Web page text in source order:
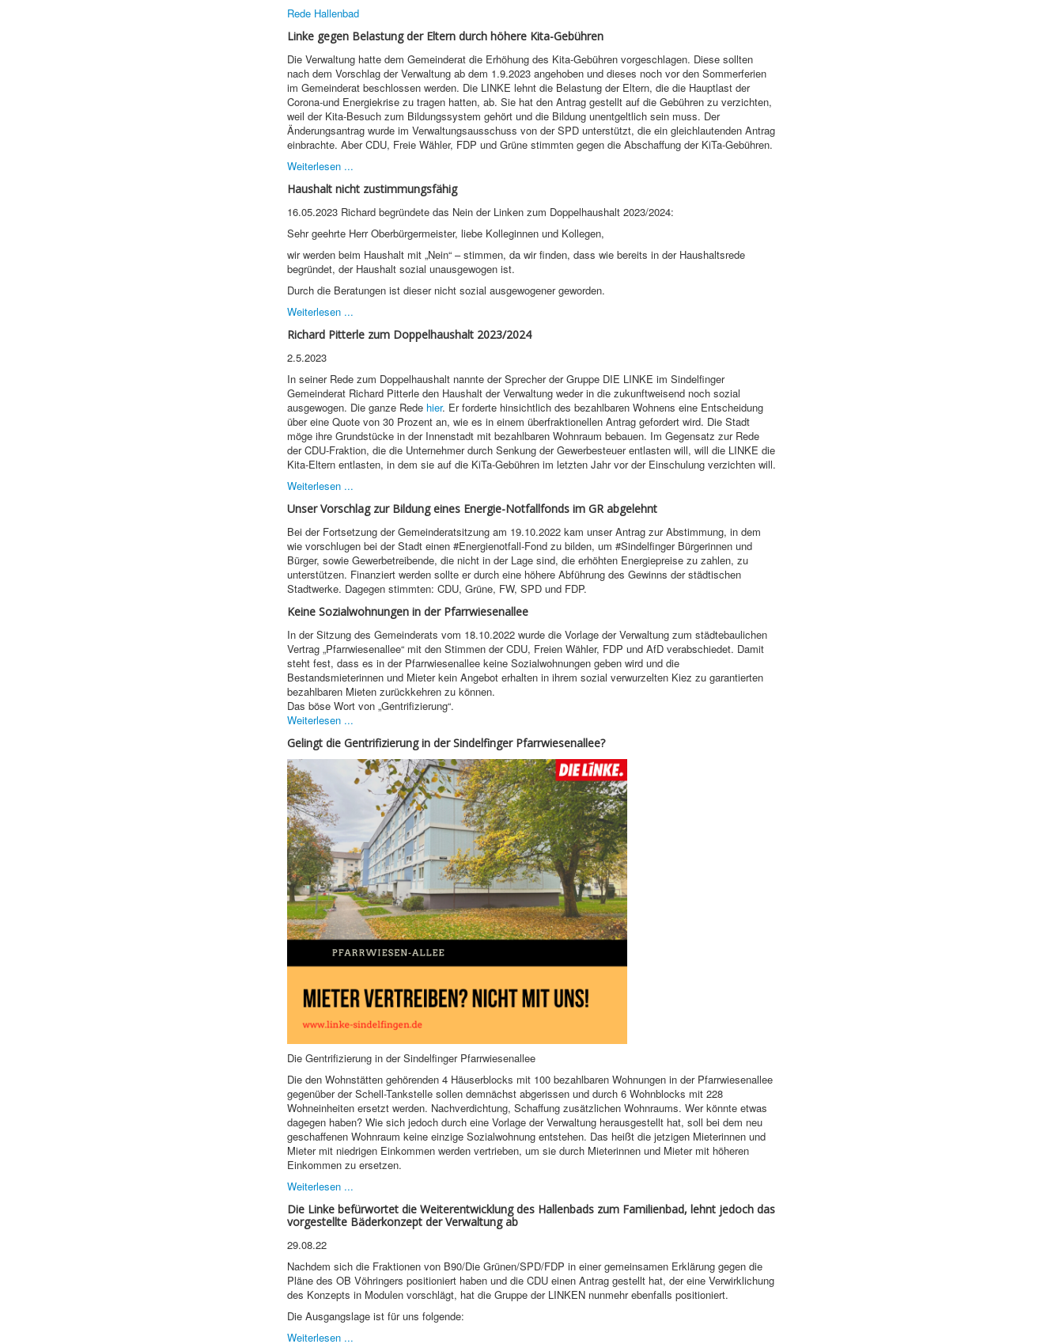
Rede Hallenbad
Linke gegen Belastung der Eltern durch höhere Kita-Gebühren
Die Verwaltung hatte dem Gemeinderat die Erhöhung des Kita-Gebühren vorgeschlagen. Diese sollten
nach dem Vorschlag der Verwaltung ab dem 1.9.2023 angehoben und dieses noch vor den Sommerferien
im Gemeinderat beschlossen werden. Die LINKE lehnt die Belastung der Eltern, die die Hauptlast der
Corona-und Energiekrise zu tragen hatten, ab. Sie hat den Antrag gestellt auf die Gebühren zu verzichten,
weil der Kita-Besuch zum Bildungssystem gehört und die Bildung unentgeltlich sein muss. Der
Änderungsantrag wurde im Verwaltungsausschuss von der SPD unterstützt, die ein gleichlautenden Antrag
einbrachte. Aber CDU, Freie Wähler, FDP und Grüne stimmten gegen die Abschaffung der KiTa-Gebühren.
Weiterlesen ...
Haushalt nicht zustimmungsfähig
16.05.2023 Richard begründete das Nein der Linken zum Doppelhaushalt 2023/2024:
Sehr geehrte Herr Oberbürgermeister, liebe Kolleginnen und Kollegen,
wir werden beim Haushalt mit „Nein“ – stimmen, da wir finden, dass wie bereits in der Haushaltsrede
begründet, der Haushalt sozial unausgewogen ist.
Durch die Beratungen ist dieser nicht sozial ausgewogener geworden.
Weiterlesen ...
Richard Pitterle zum Doppelhaushalt 2023/2024
2.5.2023
In seiner Rede zum Doppelhaushalt nannte der Sprecher der Gruppe DIE LINKE im Sindelfinger
Gemeinderat Richard Pitterle den Haushalt der Verwaltung weder in die zukunftweisend noch sozial
ausgewogen. Die ganze Rede hier. Er forderte hinsichtlich des bezahlbaren Wohnens eine Entscheidung
über eine Quote von 30 Prozent an, wie es in einem überfraktionellen Antrag gefordert wird. Die Stadt
möge ihre Grundstücke in der Innenstadt mit bezahlbaren Wohnraum bebauen. Im Gegensatz zur Rede
der CDU-Fraktion, die die Unternehmer durch Senkung der Gewerbesteuer entlasten will, will die LINKE die
Kita-Eltern entlasten, in dem sie auf die KiTa-Gebühren im letzten Jahr vor der Einschulung verzichten will.
Weiterlesen ...
Unser Vorschlag zur Bildung eines Energie-Notfallfonds im GR abgelehnt
Bei der Fortsetzung der Gemeinderatsitzung am 19.10.2022 kam unser Antrag zur Abstimmung, in dem
wie vorschlugen bei der Stadt einen #Energienotfall-Fond zu bilden, um #SindelfingerBürgerinnen und
Bürger, sowie Gewerbetreibende, die nicht in der Lage sind, die erhöhten Energiepreise zu zahlen, zu
unterstützen. Finanziert werden sollte er durch eine höhere Abführung des Gewinns der städtischen
Stadtwerke. Dagegen stimmten: CDU, Grüne, FW, SPD und FDP.
Keine Sozialwohnungen in der Pfarrwiesenallee
In der Sitzung des Gemeinderats vom 18.10.2022 wurde die Vorlage der Verwaltung zum städtebaulichen
Vertrag „Pfarrwiesenallee“ mit den Stimmen der CDU, Freien Wähler, FDP und AfD verabschiedet. Damit
steht fest, dass es in der Pfarrwiesenallee keine Sozialwohnungen geben wird und die
Bestandsmieterinnen und Mieter kein Angebot erhalten in ihrem sozial verwurzelten Kiez zu garantierten
bezahlbaren Mieten zurückkehren zu können.
Das böse Wort von „Gentrifizierung“.
Weiterlesen ...
Gelingt die Gentrifizierung in der Sindelfinger Pfarrwiesenallee?
Die Gentrifizierung in der Sindelfinger Pfarrwiesenallee
Die den Wohnstätten gehörenden 4 Häuserblocks mit 100 bezahlbaren Wohnungen in der Pfarrwiesenallee
gegenüber der Schell-Tankstelle sollen demnächst abgerissen und durch 6 Wohnblocks mit 228
Wohneinheiten ersetzt werden. Nachverdichtung, Schaffung zusätzlichen Wohnraums. Wer könnte etwas
dagegen haben? Wie sich jedoch durch eine Vorlage der Verwaltung herausgestellt hat, soll bei dem neu
geschaffenen Wohnraum keine einzige Sozialwohnung entstehen. Das heißt die jetzigen Mieterinnen und
Mieter mit niedrigen Einkommen werden vertrieben, um sie durch Mieterinnen und Mieter mit höheren
Einkommen zu ersetzen.
Weiterlesen ...
Die Linke befürwortet die Weiterentwicklung des Hallenbads zum Familienbad, lehnt jedoch das
vorgestellte Bäderkonzept der Verwaltung ab
29.08.22
Nachdem sich die Fraktionen von B90/Die Grünen/SPD/FDP in einer gemeinsamen Erklärung gegen die
Pläne des OB Vöhringers positioniert haben und die CDU einen Antrag gestellt hat, der eine Verwirklichung
des Konzepts in Modulen vorschlägt, hat die Gruppe der LINKEN nunmehr ebenfalls positioniert.
Die Ausgangslage ist für uns folgende:
Weiterlesen ...